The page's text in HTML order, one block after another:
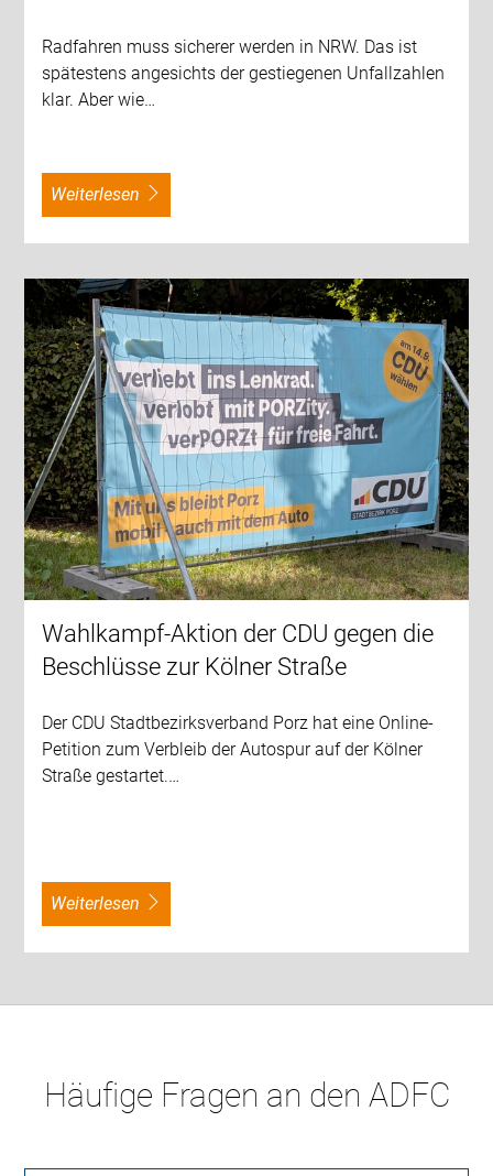
Radfahren muss sicherer werden in NRW. Das ist
spätestens angesichts der gestiegenen Unfallzahlen
klar. Aber wie…
weiterlesen
Wahlkampf-Aktion der CDU gegen die
Beschlüsse zur Kölner Straße
Der CDU Stadtbezirksverband Porz hat eine Online-
Petition zum Verbleib der Autospur auf der Kölner
Straße gestartet.…
weiterlesen
Häufige Fragen an den ADFC